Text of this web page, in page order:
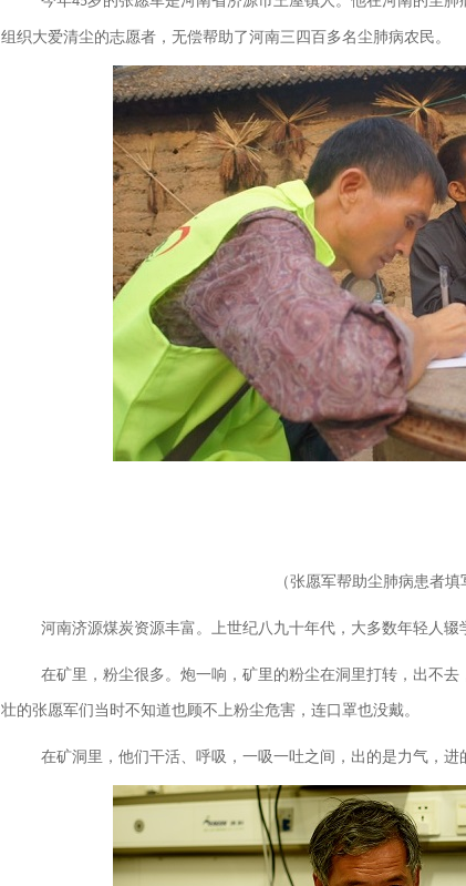
组织大爱清尘的志愿者，无偿帮助了河南三四百多名尘肺病农民。
（张愿军帮助尘肺病患者填
河南济源煤炭资源丰富。上世纪八九十年代，大多数年轻人辍
在矿里，粉尘很多。炮一响，矿里的粉尘在洞里打转，出不
壮的张愿军们当时不知道也顾不上粉尘危害，连口罩也没戴。
在矿洞里，他们干活、呼吸，一吸一吐之间，出的是力气，进